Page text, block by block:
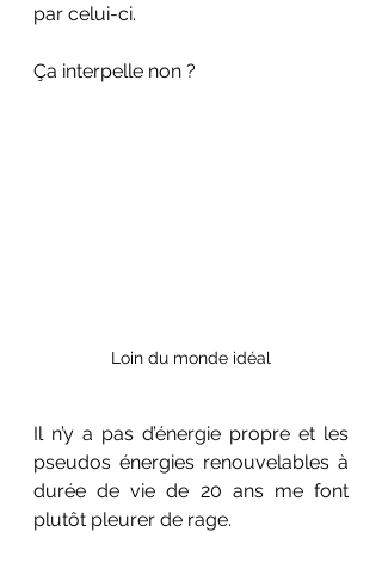
par celui-ci.
Ça interpelle non ?
Loin du monde idéal
Il n’y a pas d’énergie propre et les
pseudos énergies renouvelables à
durée de vie de 20 ans me font
plutôt pleurer de rage.